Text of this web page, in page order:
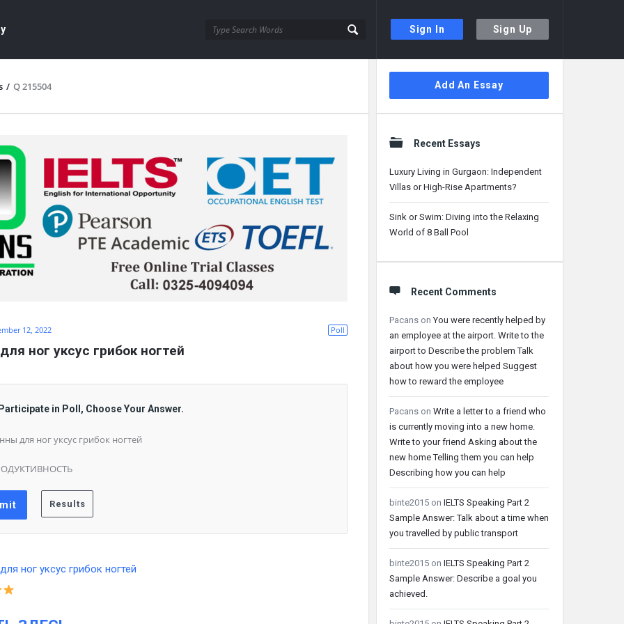
Sign In Sign Up
/ Q 215504
Poll
12, 2022
ног уксус грибок ногтей
in Poll, Choose Your Answer.
для ног уксус грибок ногтей
Sidebar
Add An Essay
Recent Essays
Luxury Living in Gurgaon: Independent
Villas or High-Rise Apartments?
Sink or Swim: Diving into the Relaxing
World of 8 Ball Pool
Recent Comments
Pacans onYou were recently helped by
an employee at the airport. Write to the
airport to Describe the problem Talk
about how you were helped Suggest
how to reward the employee
Pacans on Write a letter to a friend who
is currently moving into a new home.
Write to your friend Asking about the
new home Telling them you can help
Describing how you can help
binte2015 on IELTS Speaking Part 2
Sample Answer: Talk about a time when
you travelled by public transport
binte2015 on IELTS Speaking Part 2
Sample Answer: Describe a goal you
achieved.